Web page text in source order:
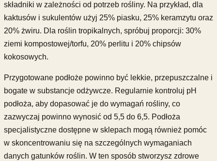
składniki w zależności od potrzeb rośliny. Na przykład, dla
kaktusów i sukulentów użyj 25% piasku, 25% keramzytu oraz
20% żwiru. Dla roślin tropikalnych, spróbuj proporcji: 30%
ziemi kompostowej/torfu, 20% perlitu i 20% chipsów
kokosowych.
Przygotowane podłoże powinno być lekkie, przepuszczalne i
bogate w substancje odżywcze. Regularnie kontroluj pH
podłoża, aby dopasować je do wymagań rośliny, co
zazwyczaj powinno wynosić od 5,5 do 6,5. Podłoża
specjalistyczne dostępne w sklepach mogą również pomóc
w skoncentrowaniu się na szczególnych wymaganiach
danych gatunków roślin. W ten sposób stworzysz zdrowe